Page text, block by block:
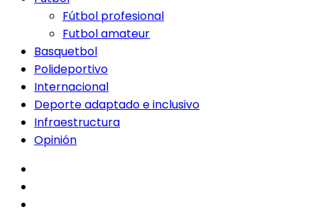
Fútbol profesional
Futbol amateur
Basquetbol
Polideportivo
Internacional
Deporte adaptado e inclusivo
Infraestructura
Opinión